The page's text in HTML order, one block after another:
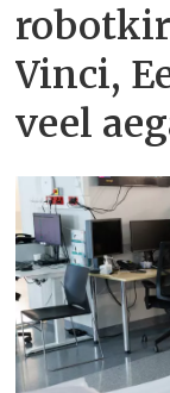
Vinci,
veel